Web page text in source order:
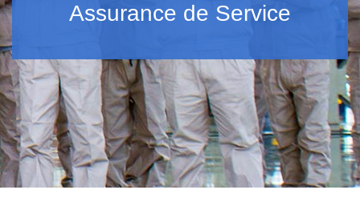
Assurance de Service